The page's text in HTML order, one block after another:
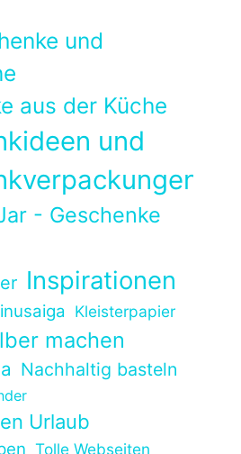
und
aus der Küche
und
- Geschenke
Inspirationen
Kleisterpapier
machen
Nachhaltig basteln
Urlaub
Tolle Webseiten